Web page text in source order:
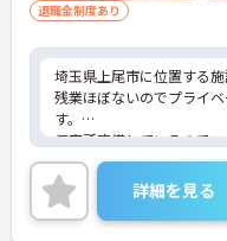
退職金制度あり
埼玉県上尾市に位置する施
残業ほぼないのでプライ
す。
保育所完備しているので
でも安心してご就業して
ご興味のある方は、お気
い。
詳細を見る